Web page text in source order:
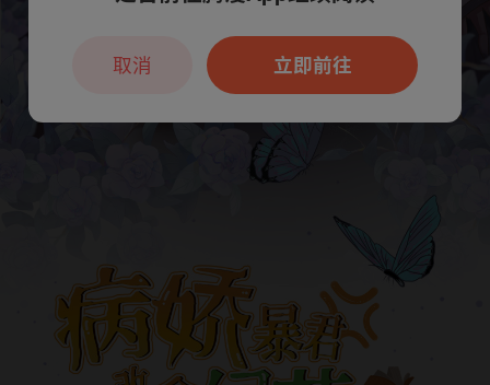
本章节仅支持App阅读，可打开App新用
户7天免费看立即前往
取消